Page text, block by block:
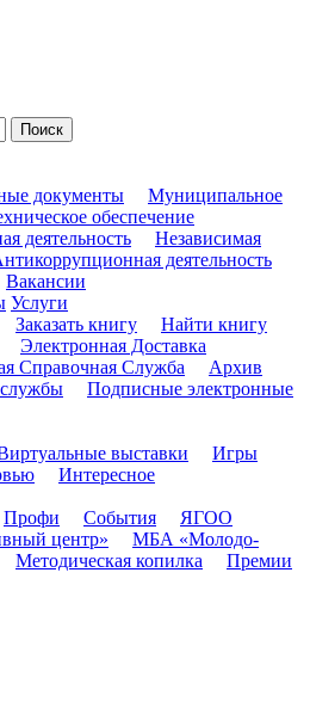
Поиск
документы
Муниципальное
обеспечение
деятельность
Независимая
деятельность
Вакансии
Услуги
Заказать книгу
Найти книгу
Электронная Доставка
Справочная Служба
Архив
Подписные электронные
выставки
Игры
Интересное
Профи События
ЯГОО
центр»
МБА «Молодо-
Методическая копилка
Премии